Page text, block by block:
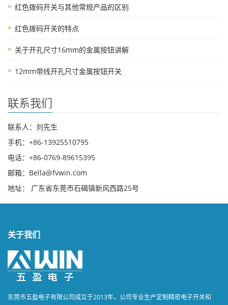
红色拨码开关与其他常规产品的区别
红色拨码开关的特点
关于开孔尺寸16mm的金属按钮讲解
12mm带线开孔尺寸金属按钮开关
联系我们
联系人：刘先生
手机：+86-13925510795
电话：+86-0769-89615395
邮箱：Bella@fvwin.com
地址： 广东省东莞市石碣镇新风西路25号
关于我们
东莞市五盈电子有限公司成立于2013年，公司专业生产定制精密电子开关和